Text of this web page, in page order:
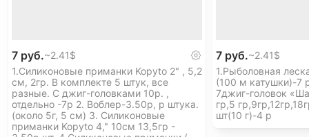
Ласты с пластиковыми лопастями- ОМЕР-Пикассо
доработки) + лопасти Picasso Black Team- - 275 руб
6.
Композитные лопасти Scorpena Ecoline изготовлены
КАЛОШИ ИЗ СПИСКА НИЖЕ НА ВЫБОР. -
7 руб.~2.41$
1.Силиконовые приманки Kopyto 2" , 5,2
см, 2гр. В комплекте 5 штук, все
разные. С джиг-головками 10р. ,
отдельно -7р 2. Воблер-3.50р, р штука.
(около 5г, 5 см) 3. Силиконовые
приманки Kopyto 4," 10см 13,5гр -
7 руб.~2.41$
1.Рыболовная
(100 м катушки)-7
7джиг-головок
гр,5
шт(10 г)-4 р